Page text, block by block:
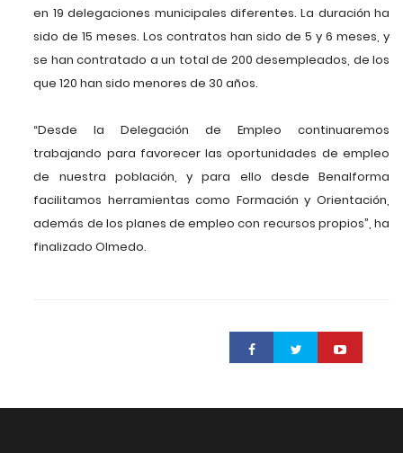
en 19 delegaciones municipales diferentes. La duración ha
sido de 15 meses. Los contratos han sido de 5 y 6 meses, y
se han contratado a un total de 200 desempleados, de los
que 120 han sido menores de 30 años.
“Desde la Delegación de Empleo continuaremos
trabajando para favorecer las oportunidades de empleo
de nuestra población, y para ello desde Benalforma
facilitamos herramientas como Formación y Orientación,
además de los planes de empleo con recursos propios”, ha
finalizado Olmedo.